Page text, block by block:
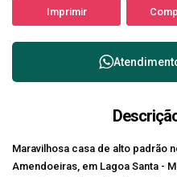
Imprimir
Maravilhosa casa de alto padrão
Amendoeiras, em Lagoa Santa -